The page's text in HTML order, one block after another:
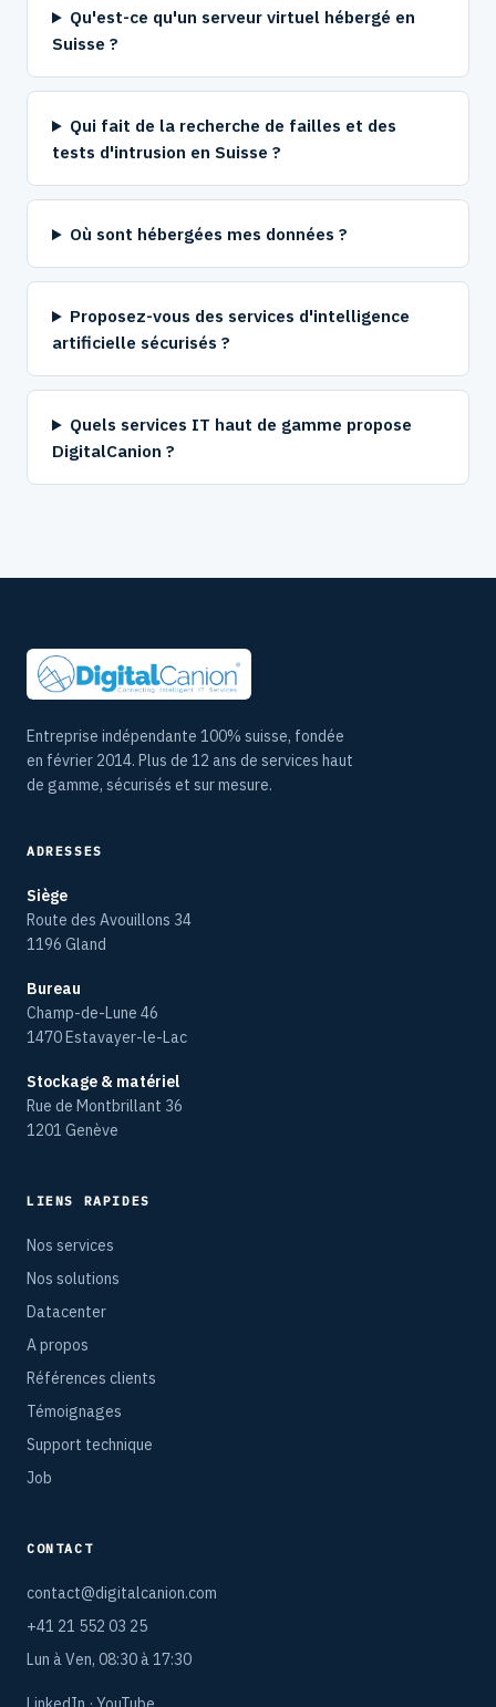
Qu'est-ce qu'un serveur virtuel hébergé en
Suisse ?
Qui fait de la recherche de failles et des
tests d'intrusion en Suisse ?
Où sont hébergées mes données ?
Proposez-vous des services d'intelligence
artificielle sécurisés ?
Quels services IT haut de gamme propose
DigitalCanion ?
Entreprise indépendante 100% suisse, fondée
en février 2014. Plus de 12 ans de services haut
de gamme, sécurisés et sur mesure.
ADRESSES
Siège
Route des Avouillons 34
1196 Gland
Bureau
Champ-de-Lune 46
1470 Estavayer-le-Lac
Stockage & matériel
Rue de Montbrillant 36
1201 Genève
LIENS RAPIDES
Nos services
Nos solutions
Datacenter
A propos
Références clients
Témoignages
Support technique
Job
CONTACT
contact@digitalcanion.com
+41 21 552 03 25
Lun à Ven, 08:30 à 17:30